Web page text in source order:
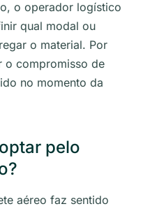
o operador logístico
qual modal ou
o material. Por
o compromisso de
no momento da
pelo
aéreo faz sentido